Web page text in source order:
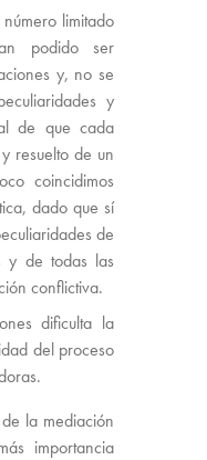
limitado
podido ser
y, no se
y
de que cada
resuelto de un
coincidimos
dado que sí
de
y de todas las
conflictiva.
dificulta la
del proceso
la mediación
importancia